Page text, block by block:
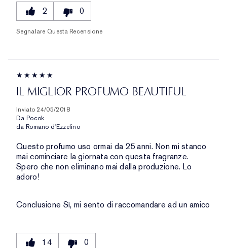
2 0
Segnalare Questa Recensione
IL MIGLIOR PROFUMO BEAUTIFUL
Inviato 24/05/2018
Da Pocok
da Romano d'Ezzelino
Questo profumo uso ormai da 25 anni. Non mi stanco
mai cominciare la giornata con questa fragranze.
Spero che non eliminano mai dalla produzione. Lo
adoro!
Conclusione Sì, mi sento di raccomandare ad un amico
14 0